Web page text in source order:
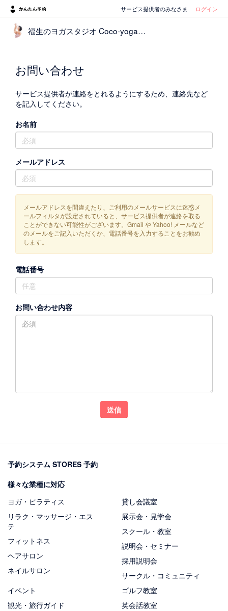
サービス提供者のみなさま ログイン
福生のヨガスタジオ Coco-yoga（ココヨガ）
お問い合わせ
サービス提供者が連絡をとれるようにするため、連絡先など
を記入してください。
お名前
メールアドレス
メールアドレスを間違えたり、ご利用のメールサービスに迷惑メ
ールフィルタが設定されていると、サービス提供者が連絡を取る
ことができない可能性がございます。Gmail や Yahoo! メールなど
のメールをご記入いただくか、電話番号を入力することをお勧め
します。
電話番号
お問い合わせ内容
予約システム STORES 予約
様々な業種に対応
ヨガ・ピラティス
リラク・マッサージ・エス
テ
フィットネス
ヘアサロン
ネイルサロン
貸し会議室
展示会・見学会
スクール・教室
説明会・セミナー
採用説明会
サークル・コミュニティ
イベント
観光・旅行ガイド
ゴルフ教室
英会話教室